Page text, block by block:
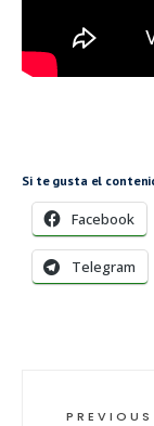
Si te gusta el
Facebook
Telegram